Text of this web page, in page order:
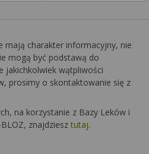
mają charakter informacyjny, nie
mogą być podstawą do
jakichkolwiek wątpliwości
prosimy o skontaktowanie się z
na korzystanie z Bazy Leków i
znajdziesz tutaj.